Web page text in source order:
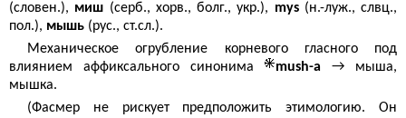
(словен.), миш (серб., хорв., болг., укр.), mys(н.-луж., слвц.,
пол.), мышь (рус., ст.cл.).
Механическое огрубление корневого гласного под
влиянием аффиксального синонима
mush-a → мыша,
мышка.
(Фасмер не рискует предположить этимологию. Он